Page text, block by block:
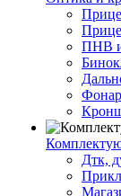
ПНВ и
Дтк,